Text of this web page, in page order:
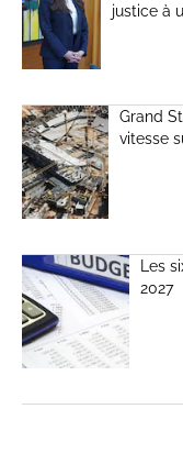
justice à
Grand
vitesse
Les
2027